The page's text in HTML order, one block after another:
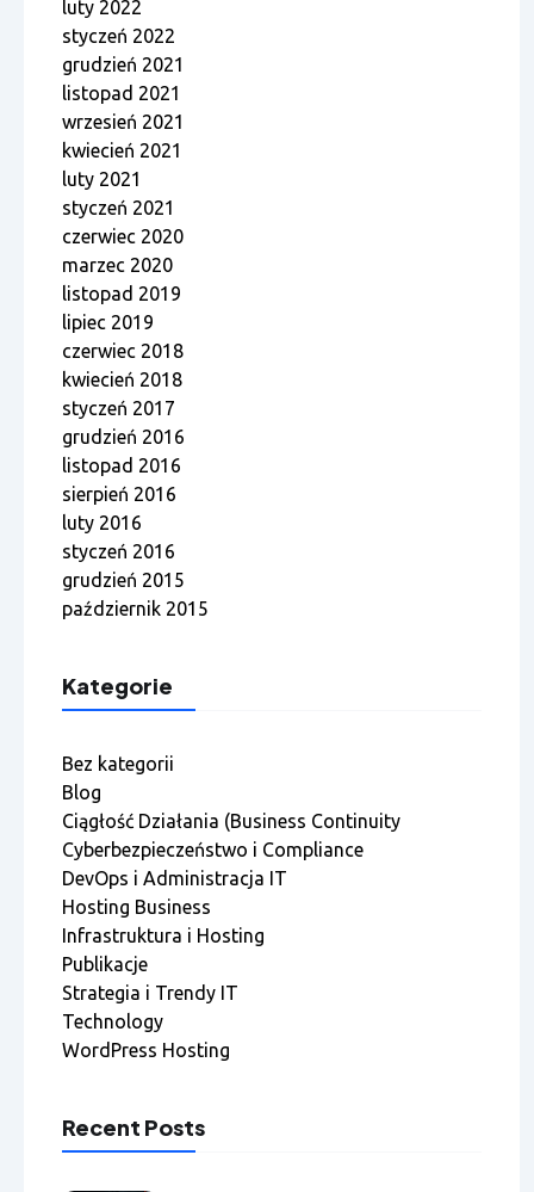
luty 2022
styczeń 2022
grudzień 2021
listopad 2021
wrzesień 2021
kwiecień 2021
luty 2021
styczeń 2021
czerwiec 2020
marzec 2020
listopad 2019
lipiec 2019
czerwiec 2018
kwiecień 2018
styczeń 2017
grudzień 2016
listopad 2016
sierpień 2016
luty 2016
styczeń 2016
grudzień 2015
październik 2015
Kategorie
Bez kategorii
Blog
Ciągłość Działania (Business Continuity
Cyberbezpieczeństwo i Compliance
DevOps i Administracja IT
Hosting Business
Infrastruktura i Hosting
Publikacje
Strategia i Trendy IT
Technology
WordPress Hosting
Recent Posts